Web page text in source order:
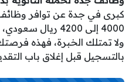
كبرى في جدة عن توافر
4000 إلى 4200
ولا تمتلك الخبرة، فهذه
بالتسجيل قبل إغلاق باب